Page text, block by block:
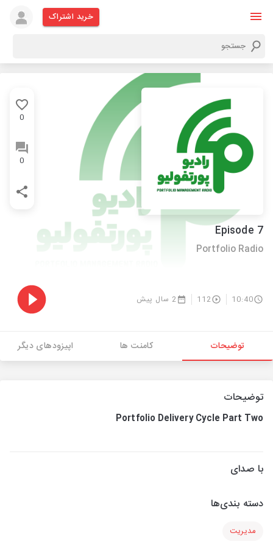
خرید اشتراک
0
0
Episode 7
Portfolio Radio
10:40
112 2 سال پیش
توضیحات کامنت ها اپیزودهای دیگر
توضیحات
Portfolio Delivery Cycle Part Two
با صدای
دسته بندی‌ها
مدیریت